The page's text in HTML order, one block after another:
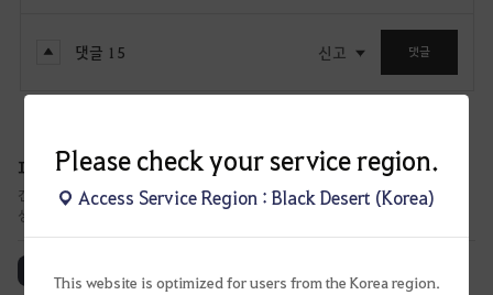
Please check your service region.
Access Service Region : Black Desert (Korea)
This website is optimized for users from the Korea region.
댓글 15 신고 댓글
피드백 게시판
건의 게시판에서 많은 공감 수를 얻었거나, 논의가 필요한 글들에 대한 답변과 진행
상황을 공유해 드립니다.